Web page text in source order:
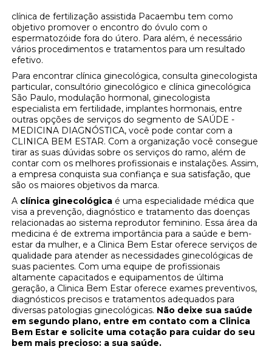
clínica de fertilização assistida Pacaembu tem como
objetivo promover o encontro do óvulo com o
espermatozóide fora do útero. Para além, é necessário
vários procedimentos e tratamentos para um resultado
efetivo.
Para encontrar clínica ginecológica, consulta ginecologista
particular, consultório ginecológico e clínica ginecológica
São Paulo, modulação hormonal, ginecologista
especialista em fertilidade, implantes hormonais, entre
outras opções de serviços do segmento de SAÚDE -
MEDICINA DIAGNÓSTICA, você pode contar com a
CLINICA BEM ESTAR. Com a organização você consegue
tirar as suas dúvidas sobre os serviços do ramo, além de
contar com os melhores profissionais e instalações. Assim,
a empresa conquista sua confiança e sua satisfação, que
são os maiores objetivos da marca.
A clínica ginecológica é uma especialidade médica que
visa a prevenção, diagnóstico e tratamento das doenças
relacionadas ao sistema reprodutor feminino. Essa área da
medicina é de extrema importância para a saúde e bem-
estar da mulher, e a Clinica Bem Estar oferece serviços de
qualidade para atender as necessidades ginecológicas de
suas pacientes. Com uma equipe de profissionais
altamente capacitados e equipamentos de última
geração, a Clinica Bem Estar oferece exames preventivos,
diagnósticos precisos e tratamentos adequados para
diversas patologias ginecológicas. Não deixe sua saúde
em segundo plano, entre em contato com a Clinica
Bem Estar e solicite uma cotação para cuidar do seu
bem mais precioso: a sua saúde.